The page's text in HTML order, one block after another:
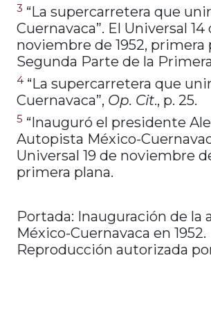
3 “La supercarretera que
Cuernavaca”. El Universal 14
noviembre de 1952, primera
Segunda Parte de la
4 “La supercarretera que
Cuernavaca”, Op. Cit., p. 25.
5 “Inauguró el presidente
Autopista México-
Universal 19 de noviembre
primera plana.
Portada: Inauguración de la
México-Cuernavaca en 1952.
Reproducción autorizada